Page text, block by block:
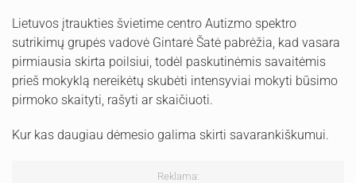
Lietuvos įtraukties švietime centro Autizmo spektro
sutrikimų grupės vadovė Gintarė Šatė pabrėžia, kad vasara
pirmiausia skirta poilsiui, todėl paskutinėmis savaitėmis
prieš mokyklą nereikėtų skubėti intensyviai mokyti būsimo
pirmoko skaityti, rašyti ar skaičiuoti.
Kur kas daugiau dėmesio galima skirti savarankiškumui.
Reklama: